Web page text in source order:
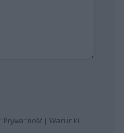
Prywatność | Warunki